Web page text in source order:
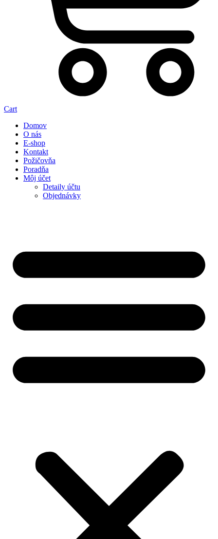
Cart
Domov
O nás
E-shop
Kontakt
Požičovňa
Poradňa
Môj účet
Detaily účtu
Objednávky